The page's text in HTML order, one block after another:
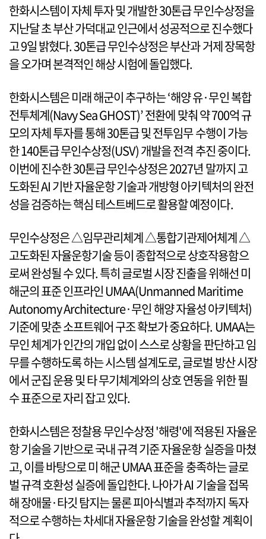
한화시스템이 자체 투자 및 개발한 30톤급 무인수상정을
지난달 초 부산 가덕대교 인근에서 성공적으로 진수했다
고 9일 밝혔다. 30톤급 무인수상정은 부산과 거제 장목항
을 오가며 본격적인 해상 시험에 돌입했다.
한화시스템은 미래 해군이 추구하는 ‘해양 유·무인 복합
전투체계(Navy Sea GHOST)’ 전환에 맞춰 약 700억 규
모의 자체 투자를 통해 30톤급 및 전투임무 수행이 가능
한 140톤급 무인수상정(USV) 개발을 전격 추진 중이다.
이번에 진수한 30톤급 무인수상정은 2027년 말까지 고
도화된 AI 기반 자율운항 기술과 개방형 아키텍처의 완전
성을 검증하는 핵심 테스트베드로 활용할 예정이다.
무인수상정은 △임무관리체계 △통합기관제어체계 △
고도화된 자율운항기술 등이 종합적으로 상호작용함으
로써 완성될 수 있다. 특히 글로벌 시장 진출을 위해선 미
해군의 표준 인프라인 UMAA(Unmanned Maritime
Autonomy Architecture·무인 해양 자율성 아키텍처)
기준에 맞춘 소프트웨어 구조 확보가 중요하다. UMAA는
무인 체계가 인간의 개입 없이 스스로 상황을 판단하고 임
무를 수행하도록 하는 시스템 설계도로, 글로벌 방산 시장
에서 군집 운용 및 타 무기체계와의 상호 연동을 위한 필
수 표준으로 자리 잡고 있다.
한화시스템은 정찰용 무인수상정 '해령'에 적용된 자율운
항 기술을 기반으로 국내 규격 기준 자율운항 실증을 마쳤
고, 이를 바탕으로 미 해군 UMAA 표준을 충족하는 글로
벌 규격 호환성 실증에 돌입한다. 나아가 AI 기술을 접목
해 장애물·타깃 탐지는 물론 피아식별과 추적까지 독자
적으로 수행하는 차세대 자율운항 기술을 완성할 계획이